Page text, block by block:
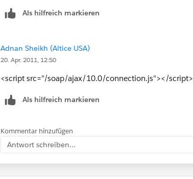
Als hilfreich markieren
Adnan Sheikh (Altice USA)
20. Apr. 2011, 12:50
<script src="/soap/ajax/10.0/connection.js"></script>
Als hilfreich markieren
Kommentar hinzufügen
Antwort schreiben...